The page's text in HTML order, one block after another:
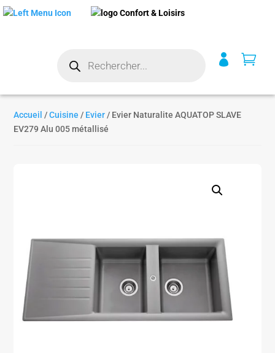
produits
 
Accueil /Cuisine / Evier / Evier Naturalite AQUATOP SLAVE
EV279 Alu 005 métallisé